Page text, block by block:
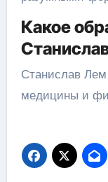
Какое
Станислав
медицины и